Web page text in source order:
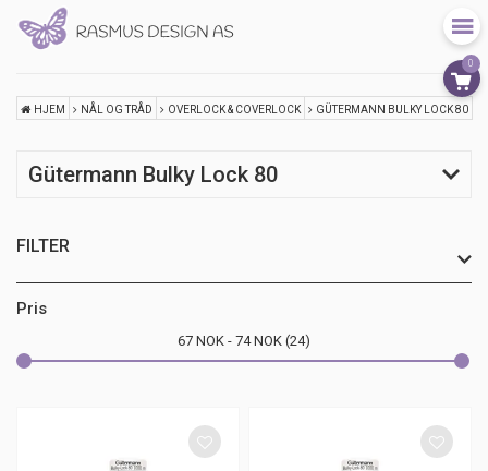
0
HJEM NÅL OG TRÅD OVERLOCK & COVERLOCK GÜTERMANN BULKY LOCK 80
Gütermann Bulky Lock 80
FILTER
Pris
67 NOK 74 NOK 24